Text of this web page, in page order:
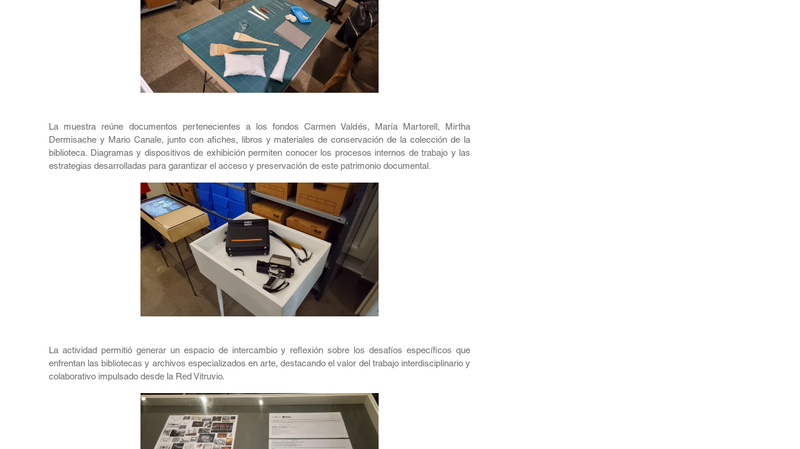
La muestra reúne documentos pertenecientes a los fondos Carmen Valdés, María Martorell, Mirtha
Dermisache y Mario Canale, junto con afiches, libros y materiales de conservación de la colección de la
biblioteca. Diagramas y dispositivos de exhibición permiten conocer los procesos internos de trabajo y las
estrategias desarrolladas para garantizar el acceso y preservación de este patrimonio documental.
La actividad permitió generar un espacio de intercambio y reflexión sobre los desafíos específicos que
enfrentan las bibliotecas y archivos especializados en arte, destacando el valor del trabajo interdisciplinario y
colaborativo impulsado desde la Red Vitruvio.